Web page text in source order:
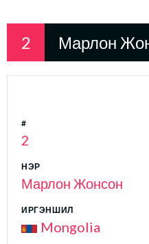
2 Марлон
#
2
НЭР
Марлон Жонсон
ИРГЭНШИЛ
Mongolia